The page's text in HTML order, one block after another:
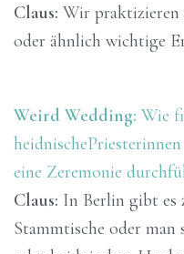
Claus: Wir praktizieren
oder ähnlich wichtige
Weird Wedding: Wie
eine Zeremonie
Claus: In Berlin gibt es
Stammtische oder